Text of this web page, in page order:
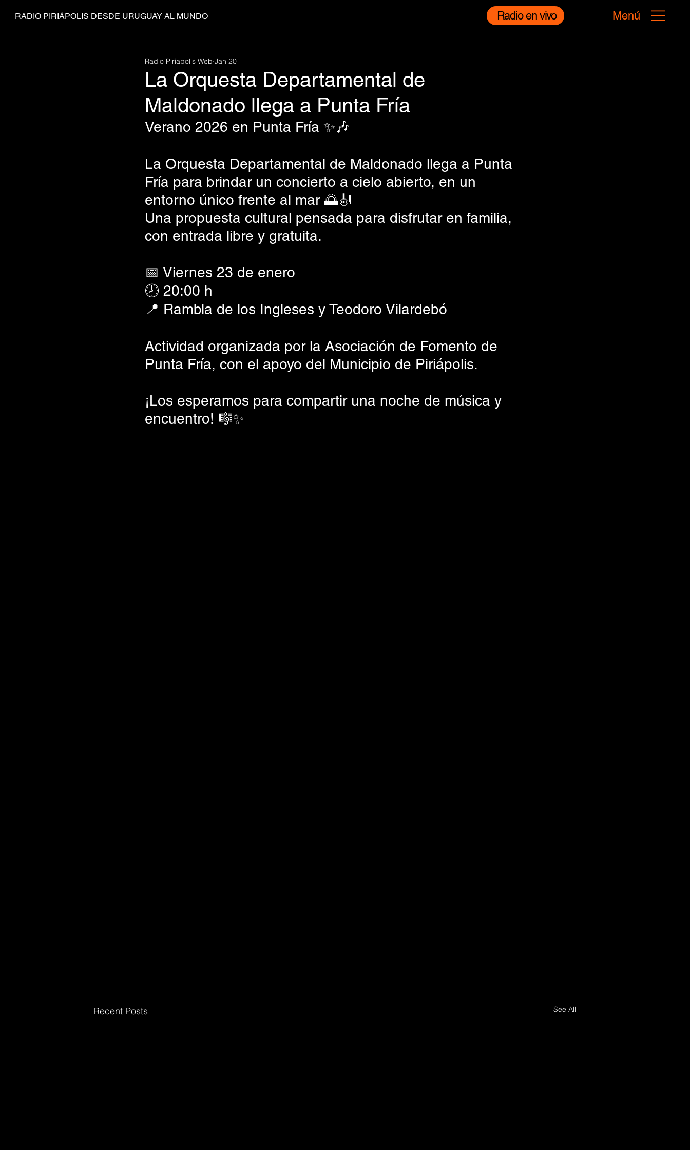
RADIO PIRIÁPOLIS DESDE URUGUAY AL MUNDO Radio en vivo Menú
La Orquesta Departamental de
Maldonado llega a Punta Fría
Radio Piriapolis Web Jan 20
Verano 2026 en Punta Fría ✨🎶
La Orquesta Departamental de Maldonado llega a Punta
Fría para brindar un concierto a cielo abierto, en un
entorno único frente al mar 🌅🎻
Una propuesta cultural pensada para disfrutar en familia,
con entrada libre y gratuita.
📅 Viernes 23 de enero
🕗 20:00 h
📍 Rambla de los Ingleses y Teodoro Vilardebó
Actividad organizada por la Asociación de Fomento de
Punta Fría, con el apoyo del Municipio de Piriápolis.
¡Los esperamos para compartir una noche de música y
encuentro! 🎼✨
Recent Posts See All